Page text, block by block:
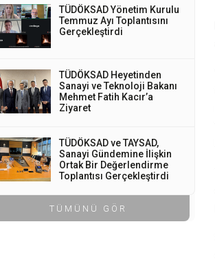
TÜDÖKSAD Yönetim Kurulu
Temmuz Ayı Toplantısını
Gerçekleştirdi
TÜDÖKSAD Heyetinden
Sanayi ve Teknoloji Bakanı
Mehmet Fatih Kacır’a
Ziyaret
TÜDÖKSAD ve TAYSAD,
Sanayi Gündemine İlişkin
Ortak Bir Değerlendirme
Toplantısı Gerçekleştirdi
TÜMÜNÜ GÖR